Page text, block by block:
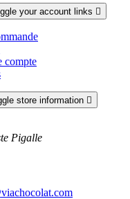
your account links 
compte
store information 
Pigalle